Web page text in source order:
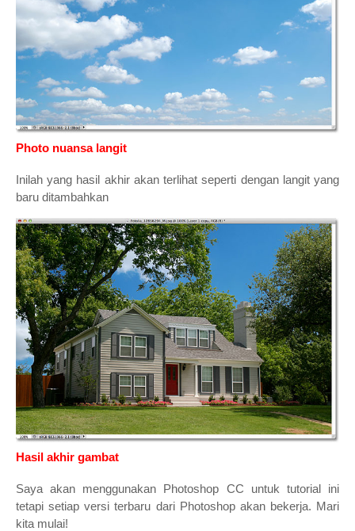
Photo nuansa langit
Inilah yang hasil akhir akan terlihat seperti dengan langit yang
baru ditambahkan
Hasil akhir gambat
Saya akan menggunakan Photoshop CC untuk tutorial ini
tetapi setiap versi terbaru dari Photoshop akan bekerja. Mari
kita mulai!